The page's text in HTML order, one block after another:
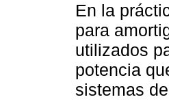
En la
para
utilizados
potencia
sistemas